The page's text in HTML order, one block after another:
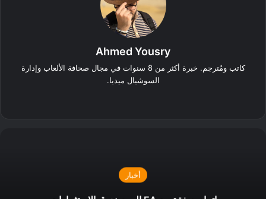
Ahmed Yousry
كاتب ومُترجم. خبرة أكثر من 8 سنوات في مجال صحافة الألعاب وإدارة
السوشيال ميديا.
أخبار